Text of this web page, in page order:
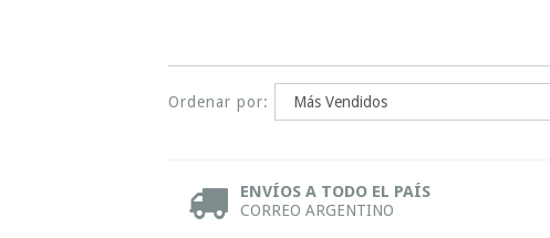
Ordenar por:
ENVÍOS A TODO EL PAÍS
CORREO ARGENTINO